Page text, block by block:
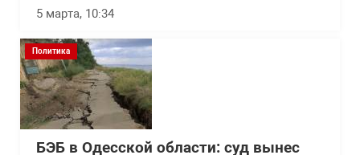
5 марта, 10:34
Политика
БЭБ в Одесской области: суд вынес